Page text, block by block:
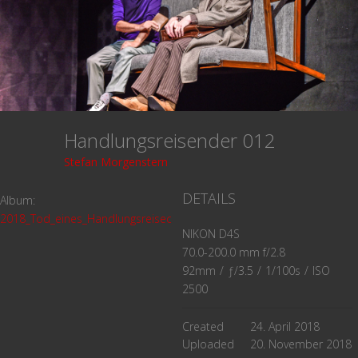
Handlungsreisender 012
Stefan Morgenstern
Album:
2018_Tod_eines_Handlungsreiseden
DETAILS
NIKON D4S
70.0-200.0 mm f/2.8
92mm / ƒ/3.5 / 1/100s / ISO
2500
Created
24. April 2018
Uploaded
20. November 2018